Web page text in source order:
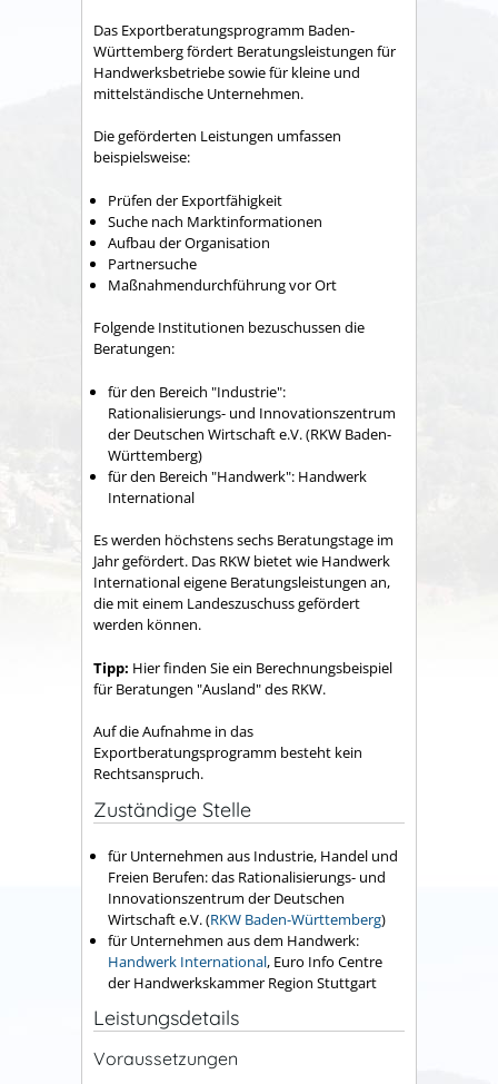
Das Exportberatungsprogramm Baden-
Württemberg fördert Beratungsleistungen für
Handwerksbetriebe sowie für kleine und
mittelständische Unternehmen.
Die geförderten Leistungen umfassen
beispielsweise:
Prüfen der Exportfähigkeit
Suche nach Marktinformationen
Aufbau der Organisation
Partnersuche
Maßnahmendurchführung vor Ort
Folgende Institutionen bezuschussen die
Beratungen:
für den Bereich "Industrie":
Rationalisierungs- und Innovationszentrum
der Deutschen Wirtschaft e.V. (RKW Baden-
Württemberg)
für den Bereich "Handwerk": Handwerk
International
Es werden höchstens sechs Beratungstage im
Jahr gefördert. Das RKW bietet wie Handwerk
International eigene Beratungsleistungen an,
die mit einem Landeszuschuss gefördert
werden können.
Tipp: Hier finden Sie ein Berechnungsbeispiel
für Beratungen "Ausland" des RKW.
Auf die Aufnahme in das
Exportberatungsprogramm besteht kein
Rechtsanspruch.
Zuständige Stelle
für Unternehmen aus Industrie, Handel und
Freien Berufen: das Rationalisierungs- und
Innovationszentrum der Deutschen
Wirtschaft e.V. (RKW Baden-Württemberg)
für Unternehmen aus dem Handwerk:
Handwerk International, Euro Info Centre
der Handwerkskammer Region Stuttgart
Leistungsdetails
Voraussetzungen